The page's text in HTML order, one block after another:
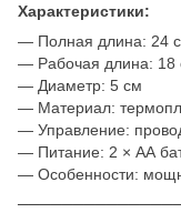
Характеристики:
— Полная длина: 24
— Рабочая длина: 18
— Диаметр: 5 см
— Материал:
— Управление:
— Питание: 2 × АА
— Особенности: